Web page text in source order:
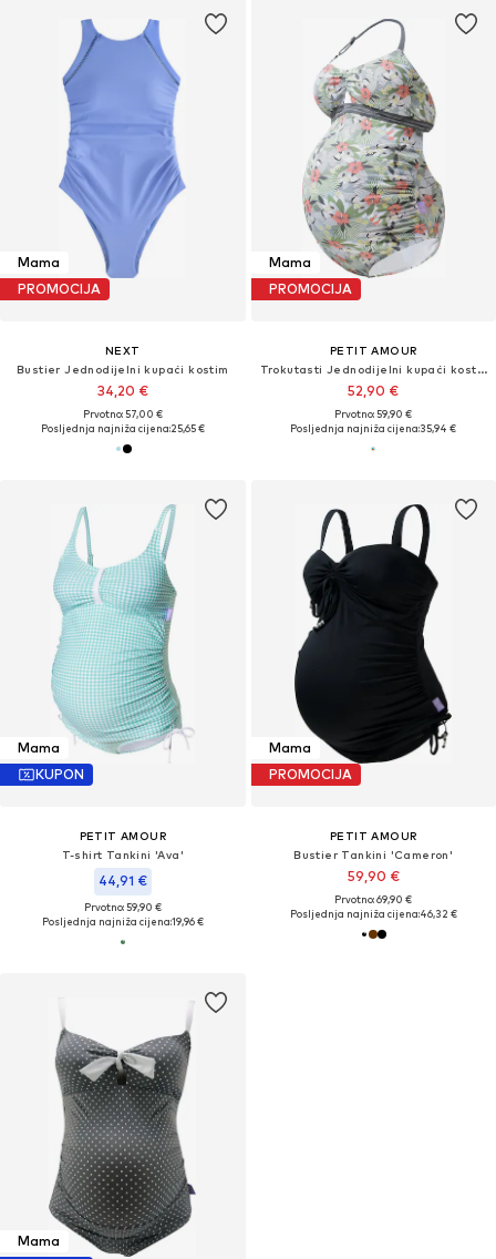
Mama
PROMOCIJA
NEXT
Bustier Jednodijelni kupaći kostim
34,20 €
Prvotno: 57,00 €
Posljednja najniža cijena:25,65 €
Mama
PROMOCIJA
PETIT AMOUR
Trokutasti Jednodijelni kupaći kostim 'Anina'
52,90 €
Prvotno: 59,90 €
Posljednja najniža cijena:35,94 €
Mama
KUPON
PETIT AMOUR
T-shirt Tankini 'Ava'
44,91 €
Prvotno: 59,90 €
Posljednja najniža cijena:19,96 €
Mama
PROMOCIJA
PETIT AMOUR
Bustier Tankini 'Cameron'
59,90 €
Prvotno: 69,90 €
Posljednja najniža cijena:46,32 €
Mama